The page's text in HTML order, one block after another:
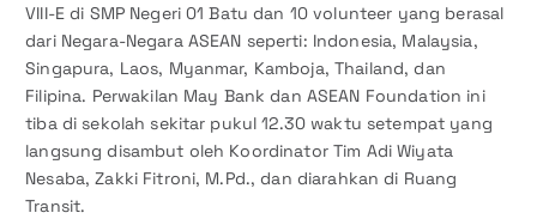
VIII-E di SMP Negeri 01 Batu dan 10 volunteer yang berasal
dari Negara-Negara ASEAN seperti: Indonesia, Malaysia,
Singapura, Laos, Myanmar, Kamboja, Thailand, dan
Filipina. Perwakilan May Bank dan ASEAN Foundation ini
tiba di sekolah sekitar pukul 12.30 waktu setempat yang
langsung disambut oleh Koordinator Tim Adi Wiyata
Nesaba, Zakki Fitroni, M.Pd., dan diarahkan di Ruang
Transit.